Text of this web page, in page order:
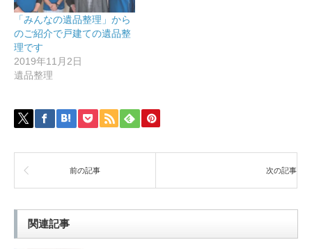
「みんなの遺品整理」から
のご紹介で戸建ての遺品整
理です
2019年11月2日
遺品整理
前の記事 次の記事
関連記事